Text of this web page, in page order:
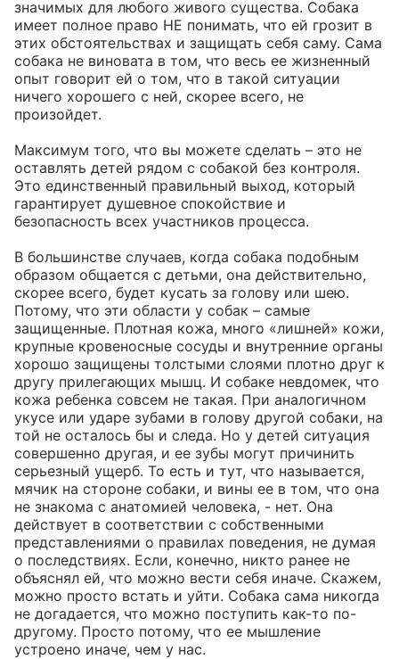
значимых для любого живого существа. Собака
имеет полное право НЕ понимать, что ей грозит в
этих обстоятельствах и защищать себя саму. Сама
собака не виновата в том, что весь ее жизненный
опыт говорит ей о том, что в такой ситуации
ничего хорошего с ней, скорее всего, не
произойдет.
Максимум того, что вы можете сделать – это не
оставлять детей рядом с собакой без контроля.
Это единственный правильный выход, который
гарантирует душевное спокойствие и
безопасность всех участников процесса.
В большинстве случаев, когда собака подобным
образом общается с детьми, она действительно,
скорее всего, будет кусать за голову или шею.
Потому, что эти области у собак – самые
защищенные. Плотная кожа, много «лишней» кожи,
крупные кровеносные сосуды и внутренние органы
хорошо защищены толстыми слоями плотно друг к
другу прилегающих мышц. И собаке невдомек, что
кожа ребенка совсем не такая. При аналогичном
укусе или ударе зубами в голову другой собаки, на
той не осталось бы и следа. Но у детей ситуация
совершенно другая, и ее зубы могут причинить
серьезный ущерб. То есть и тут, что называется,
мячик на стороне собаки, и вины ее в том, что она
не знакома с анатомией человека, - нет. Она
действует в соответствии с собственными
представлениями о правилах поведения, не думая
о последствиях. Если, конечно, никто ранее не
объяснял ей, что можно вести себя иначе. Скажем,
можно просто встать и уйти. Собака сама никогда
не догадается, что можно поступить как-то по-
другому. Просто потому, что ее мышление
устроено иначе, чем у нас.